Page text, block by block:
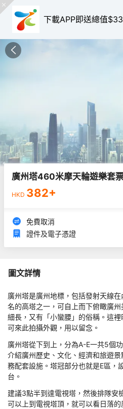
下載APP即送總值
廣州塔460米摩天輪遊樂套
HKD 382+
免費取消
證件及電子憑證
圖文詳情
廣州塔是廣州地標，包括發射天線
名的高塔之一，可自上而下俯瞰廣
細長，又有「小蠻腰」的俗稱。這
可來此拍攝外觀，用以留念。
廣州塔從下到上，分為A-E一共5個
介紹廣州歷史、文化、經濟和旅遊
務配套設施。塔冠部分也就是E區，
台。
建議3點半到達電視塔，然後排隊安
可以上到電視塔頂，就可以看日落